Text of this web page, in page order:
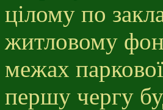
цілому по
житловому
межах
першу чергу